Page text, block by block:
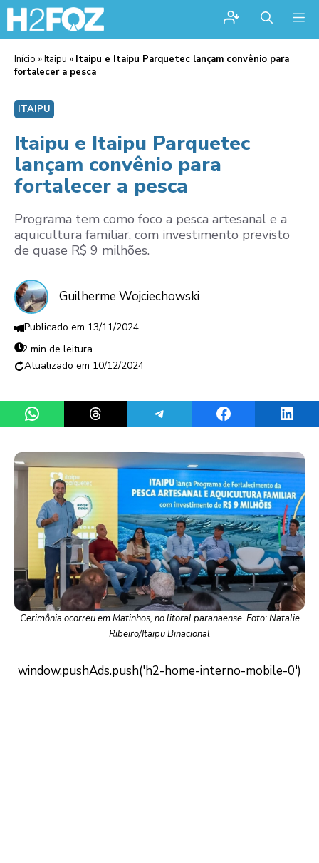
Início »Itaipu » Itaipu e Itaipu Parquetec lançam convênio para
fortalecer a pesca
ITAIPU
Itaipu e Itaipu Parquetec
lançam convênio para
fortalecer a pesca
Programa tem como foco a pesca artesanal e a
aquicultura familiar, com investimento previsto
de quase R$ 9 milhões.
Guilherme Wojciechowski
13/11/2024
2 min de leitura
10/12/2024
Share on WhatsAppShare on ThreadsShare on TelegramShare on Facebook
Cerimônia ocorreu em Matinhos, no litoral paranaense. Foto: Natalie
Ribeiro/Itaipu Binacional